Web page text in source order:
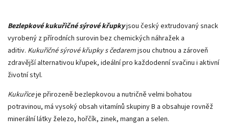
Bezlepkové kukuřičné sýrové křupkyjsou český extrudovaný snack
vyrobený z přírodních surovin bez chemických náhražek a
aditiv. Kukuřičné sýrové křupky s čedaremjsou chutnou a zároveň
zdravější alternativou křupek, ideální pro každodenní svačinu i aktivní
životní styl.
Kukuřiceje přirozeně bezlepkovou a nutričně velmi bohatou
potravinou, má vysoký obsah vitamínů skupiny B a obsahuje rovněž
minerální látky železo, hořčík, zinek, mangan a selen.